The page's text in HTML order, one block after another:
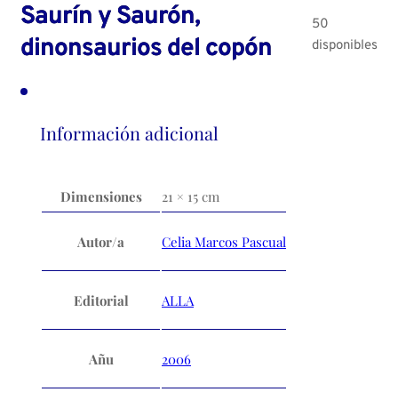
Saurín y Saurón,
dinonsaurios del copón
50
disponibles
Información adicional
Dimensiones 21 × 15 cm
Autor/a Celia Marcos Pascual
Editorial ALLA
Añu 2006